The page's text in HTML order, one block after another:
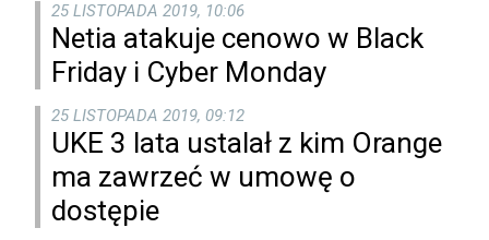
25 LISTOPADA 2019, 10:06
Netia atakuje cenowo w Black
Friday i Cyber Monday
25 LISTOPADA 2019, 09:12
UKE 3 lata ustalał z kim Orange
ma zawrzeć w umowę o
dostępie